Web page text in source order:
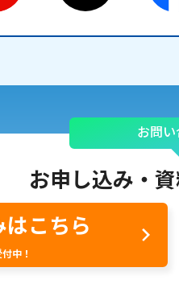
お問
お申し込み・
こちら
中！